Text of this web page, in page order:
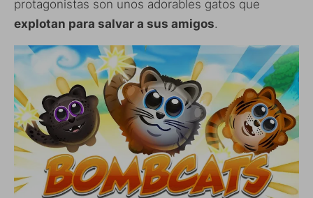
protagonistas son unos adorables gatos que
explotan para salvar a sus amigos.